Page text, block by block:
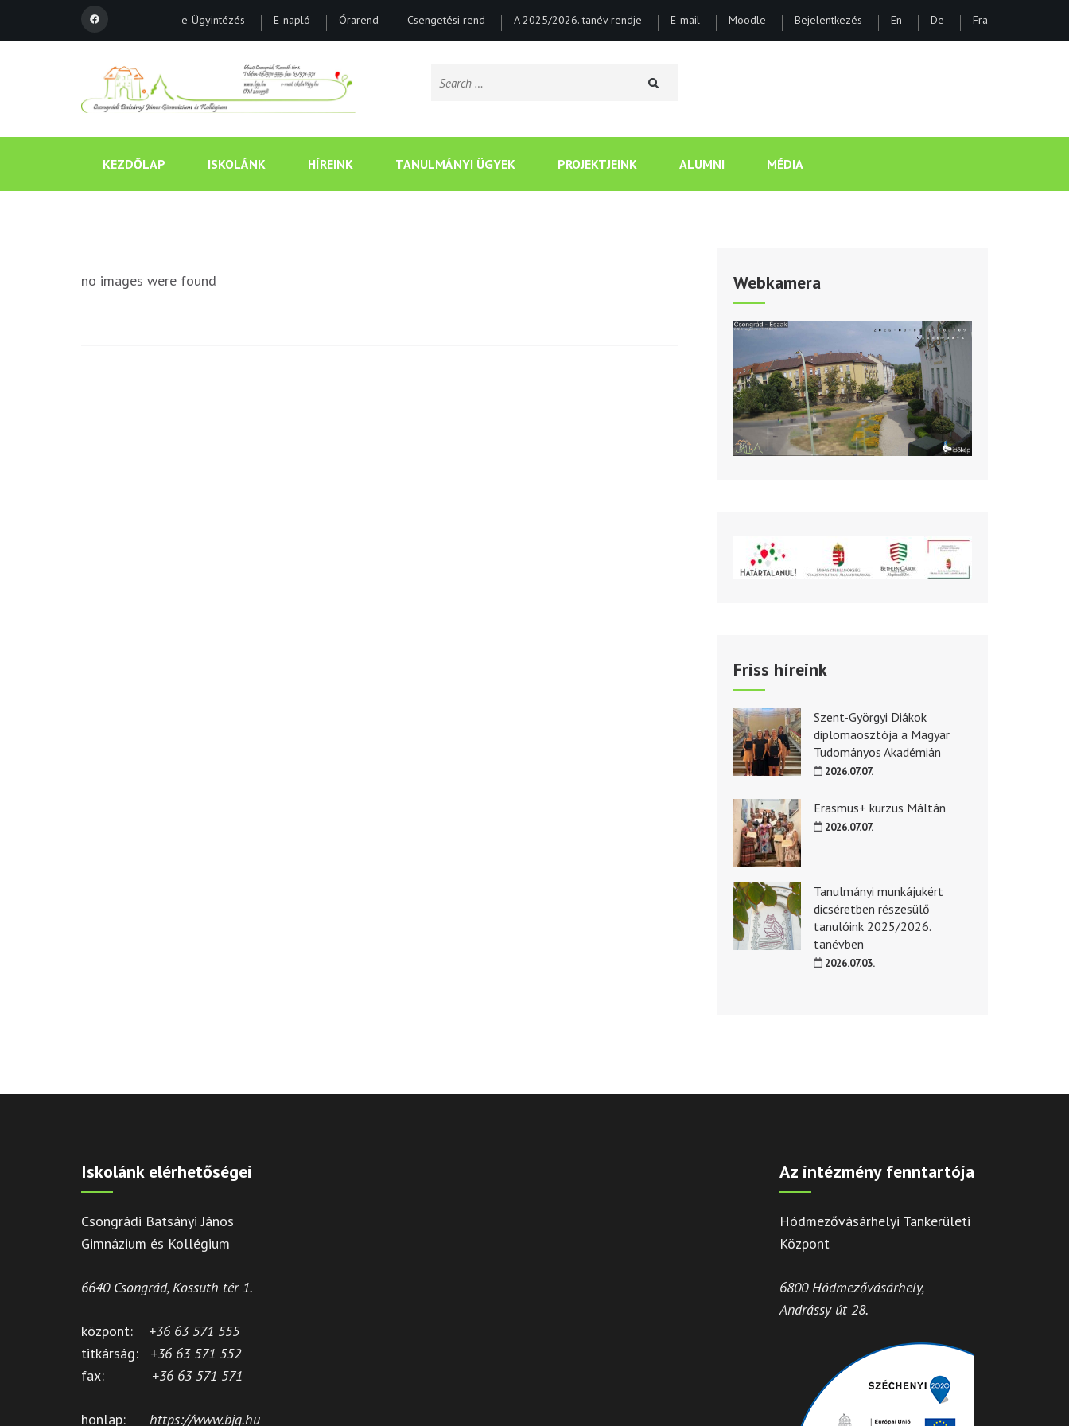
e-Ügyintézés E-napló Órarend Csengetési rend A 2025/2026. tanév rendje E-mail Moodle Bejelentkezés En De Fra
Search
KEZDŐLAP ISKOLÁNK HÍREINK TANULMÁNYI ÜGYEK PROJEKTJEINK ALUMNI MÉDIA
no images were found Webkamera
Friss híreink
Szent-Györgyi Diákok
diplomaosztója a Magyar
Tudományos Akadémián
2026.07.07.
Erasmus+ kurzus Máltán
2026.07.07.
Tanulmányi munkájukért
dicséretben részesülő
tanulóink 2025/2026.
tanévben
2026.07.03.
Iskolánk elérhetőségei
Csongrádi Batsányi János
Gimnázium és Kollégium
6640 Csongrád, Kossuth tér 1.
központ: +36 63 571 555
titkárság: +36 63 571 552
fax: +36 63 571 571
honlap: https://www.bjg.hu
Az intézmény fenntartója
Hódmezővásárhelyi Tankerületi
Központ
6800 Hódmezővásárhely,
Andrássy út 28.